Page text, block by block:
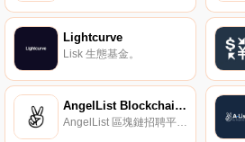
Lightcurve
Lisk 生態基金。
AngelList Blockchain Jobs
AngelList 區塊鏈招聘平臺。